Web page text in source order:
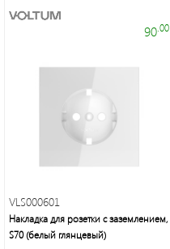
Торговые
марки
90.00
VLS000601
Накладка для розетки с заземлением,
S70 (белый глянцевый)